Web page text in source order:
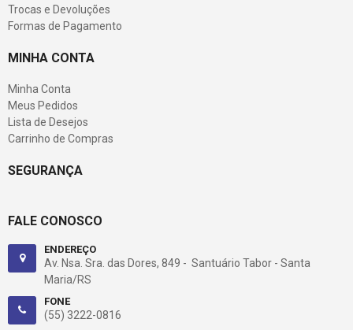
Trocas e Devoluções
Formas de Pagamento
MINHA CONTA
Minha Conta
Meus Pedidos
Lista de Desejos
Carrinho de Compras
SEGURANÇA
FALE CONOSCO
ENDEREÇO
Av. Nsa. Sra. das Dores, 849 - Santuário Tabor - Santa
Maria/RS
FONE
(55) 3222-0816